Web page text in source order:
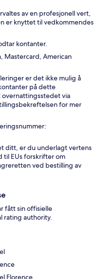
av en profesjonell vert,
er knyttet til vedkommendes
kontanter.
Mastercard, American
er det ikke mulig å
på dette
via
for mer
ditt, er du underlagt vertens
til EUs forskrifter om
ved bestilling av
fått sin offisielle
rating authority.
Florence